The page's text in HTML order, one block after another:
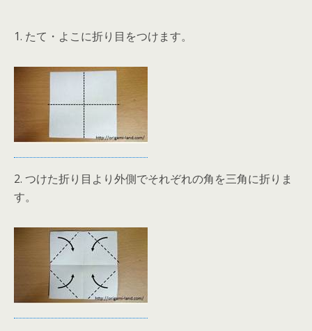
1. たて・よこに折り目をつけます。
2. つけた折り目より外側でそれぞれの角を三角に折りま
す。